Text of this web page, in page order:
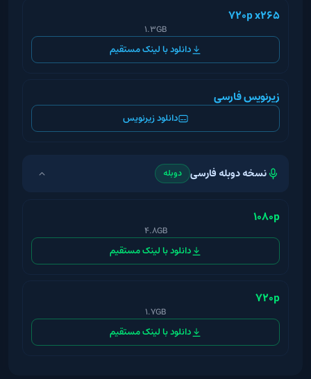
720p x265
1.3GB
دانلود با لینک مستقیم
زیرنویس فارسی
دانلود زیرنویس
نسخه دوبله فارسی دوبله
1080p
4.8GB
دانلود با لینک مستقیم
720p
1.7GB
دانلود با لینک مستقیم